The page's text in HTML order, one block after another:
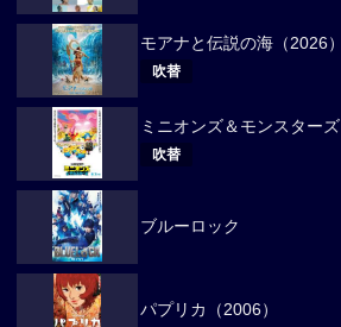
モアナと伝説の海（2026）
吹替
ミニオンズ＆モンスターズ
吹替
ブルーロック
パプリカ（2006）